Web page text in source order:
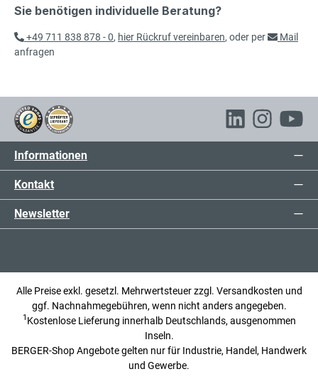
Sie benötigen individuelle Beratung?
+49 711 838 878 - 0, hier Rückruf vereinbaren, oder per
Mail
anfragen
Informationen
Kontakt
Newsletter
Alle Preise exkl. gesetzl. Mehrwertsteuer zzgl. Versandkosten und
ggf. Nachnahmegebühren, wenn nicht anders angegeben.
1 Kostenlose Lieferung innerhalb Deutschlands, ausgenommen
Inseln.
BERGER-Shop Angebote gelten nur für Industrie, Handel, Handwerk
und Gewerbe.